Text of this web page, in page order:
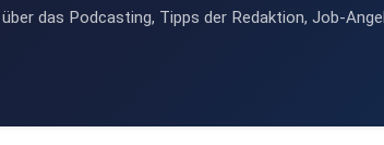
das Podcasting, Tipps der Redaktion, Job-